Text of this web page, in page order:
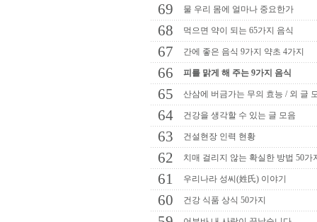
69 물 우리 몸에 얼마나 중요한가
68 먹으면 약이 되는 65가지 음식
67 간에 좋은 음식 9가지 약초 4가지
66 피를 맑게 해 주는 9가지 음식
65 산삼에 버금가는 무의 효능 / 외 글
64 건강을 생각할 수 있는 글 모음
63 건설현장 인력 현황
62 치매 걸리지 않는 확실한 방법 50가
61 우리나라 성씨(姓氏) 이야기
60 건강 식품 상식 50가지